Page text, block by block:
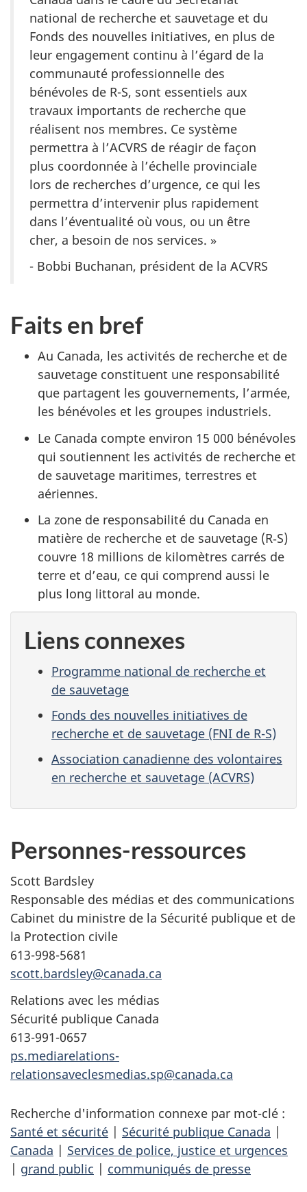
national de recherche et sauvetage et du
Fonds des nouvelles initiatives, en plus de
leur engagement continu à l’égard de la
communauté professionnelle des
bénévoles de R-S, sont essentiels aux
travaux importants de recherche que
réalisent nos membres. Ce système
permettra à l’ACVRS de réagir de façon
plus coordonnée à l’échelle provinciale
lors de recherches d’urgence, ce qui les
permettra d’intervenir plus rapidement
dans l’éventualité où vous, ou un être
cher, a besoin de nos services. »
- Bobbi Buchanan, président de la ACVRS
Faits en bref
Au Canada, les activités de recherche et de
sauvetage constituent une responsabilité
que partagent les gouvernements, l’armée,
les bénévoles et les groupes industriels.
Le Canada compte environ 15 000 bénévoles
qui soutiennent les activités de recherche et
de sauvetage maritimes, terrestres et
aériennes.
La zone de responsabilité du Canada en
matière de recherche et de sauvetage (R‑S)
couvre 18 millions de kilomètres carrés de
terre et d’eau, ce qui comprend aussi le
plus long littoral au monde.
Liens connexes
Programme national de recherche et
de sauvetage
Fonds des nouvelles initiatives de
recherche et de sauvetage (FNI de R-S)
Association canadienne des volontaires
en recherche et sauvetage (ACVRS)
Personnes-ressources
Scott Bardsley
Responsable des médias et des communications
Cabinet du ministre de la Sécurité publique et de
la Protection civile
613-998-5681
scott.bardsley@canada.ca
Relations avec les médias
Sécurité publique Canada
613-991-0657
ps.mediarelations-
relationsaveclesmedias.sp@canada.ca
Recherche d'information connexe par mot-clé :
Santé et sécurité | Sécurité publique Canada |
Canada | Services de police, justice et urgences
| grand public | communiqués de presse